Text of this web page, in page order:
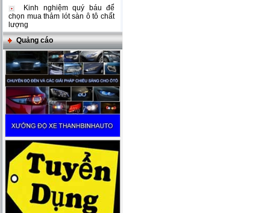
Kinh nghiệm quý báu để
chọn mua thảm lót sàn ô tô chất
lượng
Quảng cáo